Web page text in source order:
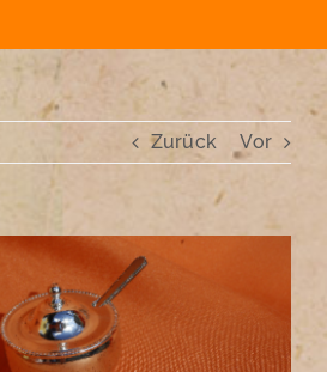
Zurück Vor